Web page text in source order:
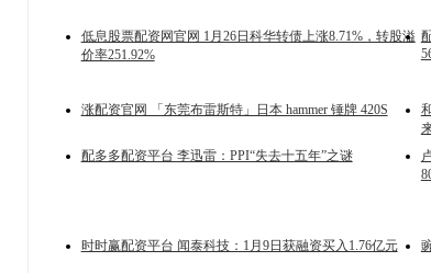
低息股票配资网官网 1月26日科华转债上涨8.71%，转股溢
价率251.92%
涨配资官网 「东莞布雷斯特」日本 hammer 锤牌 420S
配多多配资平台 李迅雷：PPI“失去十五年”之谜
时时赢配资平台 闻泰科技：1月9日获融资买入1.76亿元